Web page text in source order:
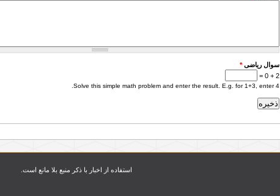
سوال ریاضی*
2 + 0 =
Solve this simple math problem and enter the result. E.g. for 1+3, enter 4.
استفاده از اخبار با ذکر منبع بلا مانع است.